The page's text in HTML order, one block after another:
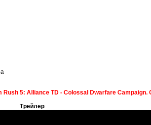
5: Alliance TD - Colossal Dwarfare Campaign.
Трейлер